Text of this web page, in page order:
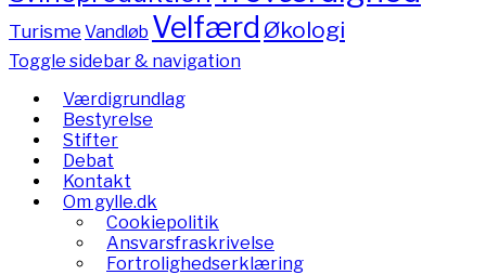
TurismeVandløb Velfærd Økologi
Toggle sidebar & navigation
Værdigrundlag
Bestyrelse
Stifter
Debat
Kontakt
Om gylle.dk
Cookiepolitik
Ansvarsfraskrivelse
Fortrolighedserklæring